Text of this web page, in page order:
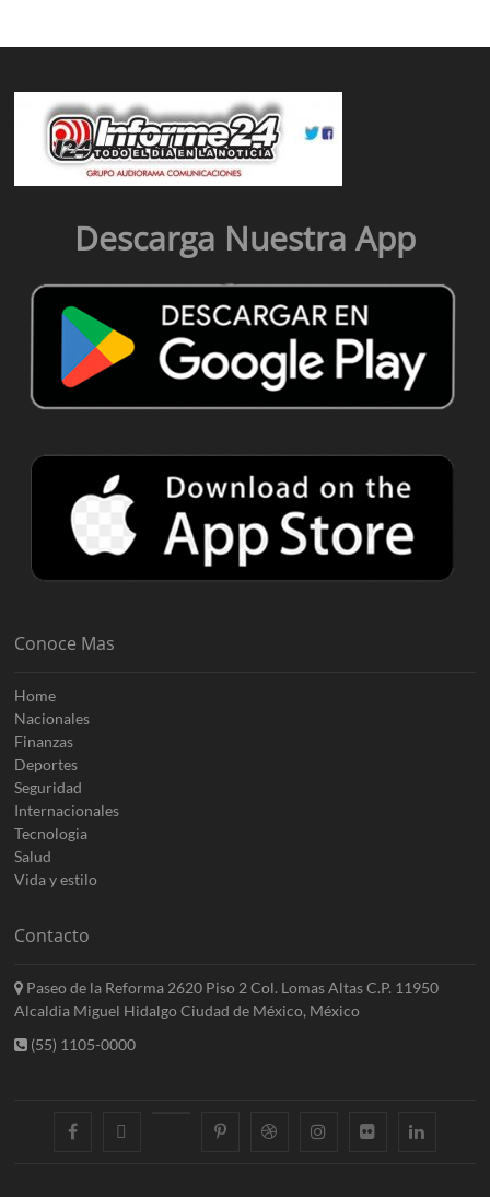
Descarga Nuestra App
Conoce Mas
Home
Nacionales
Finanzas
Deportes
Seguridad
Internacionales
Tecnologia
Salud
Vida y estilo
Contacto
Paseo de la Reforma 2620 Piso 2 Col. Lomas Altas C.P. 11950
Alcaldia Miguel Hidalgo Ciudad de México, México
(55) 1105-0000
facebook googlepluspinterestdribbble instagramflickr linkedin